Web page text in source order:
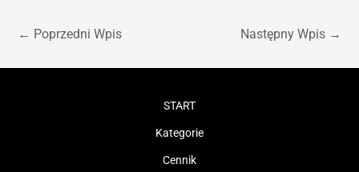
← Poprzedni Wpis Następny Wpis →
START
Kategorie
Cennik